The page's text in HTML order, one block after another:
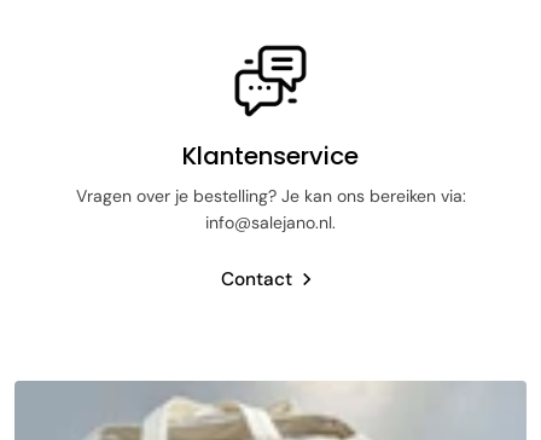
Klantenservice
Vragen over je bestelling? Je kan ons bereiken via:
info@salejano.nl.
Contact